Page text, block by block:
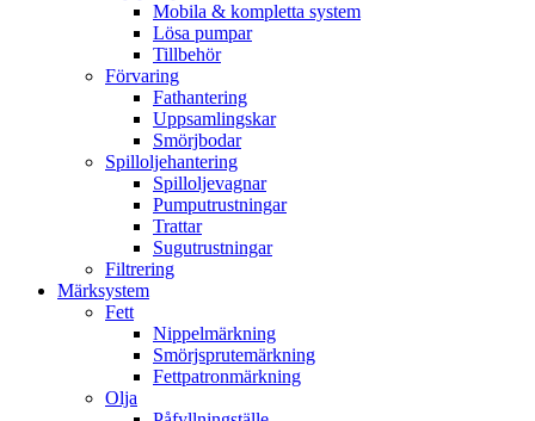
Mobila & kompletta system
Lösa pumpar
Tillbehör
Förvaring
Fathantering
Uppsamlingskar
Smörjbodar
Spilloljehantering
Spilloljevagnar
Pumputrustningar
Trattar
Sugutrustningar
Filtrering
Märksystem
Fett
Nippelmärkning
Smörjsprutemärkning
Fettpatronmärkning
Olja